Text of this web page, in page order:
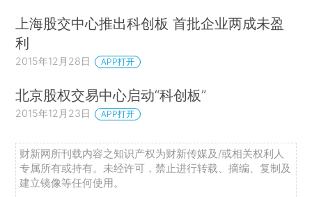
上海股交中心推出科创板 首批企业两成未盈
利
2015年12月28日 APP打开
北京股权交易中心启动“科创板”
2015年12月23日 APP打开
财新网所刊载内容之知识产权为财新传媒及/或相关权利人
专属所有或持有。未经许可，禁止进行转载、摘编、复制及
建立镜像等任何使用。